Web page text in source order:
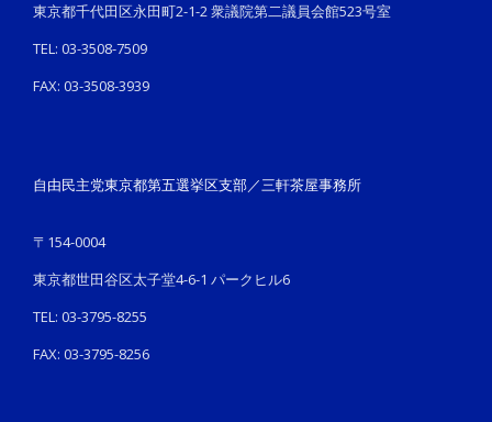
東京都千代田区永田町2-1-2 衆議院第二議員会館523号室
TEL: 03-3508-7509
FAX: 03-3508-3939
自由民主党東京都第五選挙区支部／三軒茶屋事務所
〒154-0004
東京都世田谷区太子堂4-6-1 パークヒル6
TEL: 03-3795-8255
FAX: 03-3795-8256